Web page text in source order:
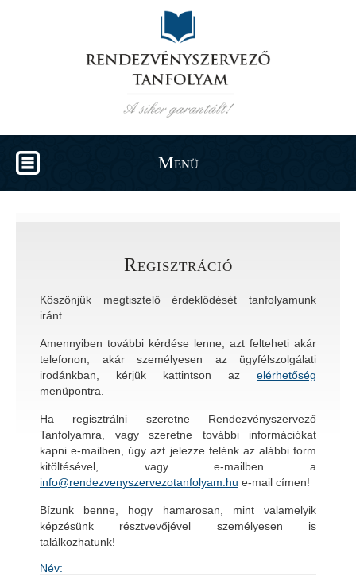
Menü
Regisztráció
Köszönjük megtisztelő érdeklődését tanfolyamunk
iránt.
Amennyiben további kérdése lenne, azt felteheti akár
telefonon, akár személyesen az ügyfélszolgálati
irodánkban, kérjük kattintson az elérhetőség
menüpontra.
Ha regisztrálni szeretne Rendezvényszervező
Tanfolyamra , vagy szeretne további információkat
kapni e-mailben, úgy azt jelezze felénk az alábbi form
kitöltésével, vagy e-mailben a
info@rendezvenyszervezotanfolyam.hu e-mail címen!
Bízunk benne, hogy hamarosan, mint valamelyik
képzésünk résztvevőjével személyesen is
találkozhatunk!
Név: